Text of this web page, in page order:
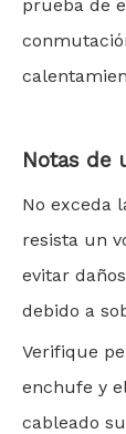
prueba de
Notas de
No exceda
resista un
evitar
debido a
Verifique
enchufe y
cableado